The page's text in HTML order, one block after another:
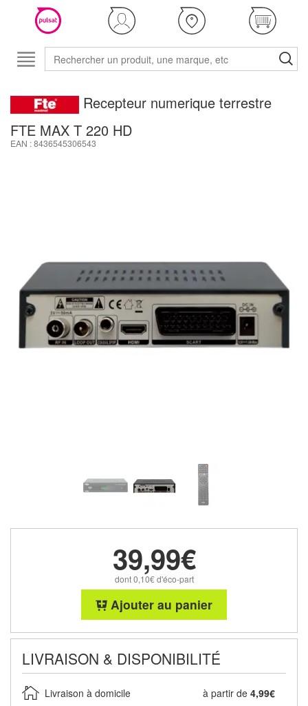
Recepteur numerique terrestre
FTE MAX T 220 HD
EAN : 8436545306543
39,99€
dont 0,10€ d'éco-part
Ajouter au panier
LIVRAISON & DISPONIBILITÉ
Livraison à domicile à partir de 4,99€